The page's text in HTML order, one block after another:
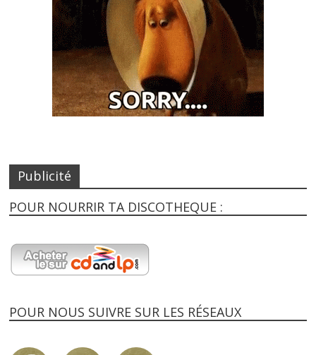
Publicité
POUR NOURRIR TA DISCOTHEQUE :
POUR NOUS SUIVRE SUR LES RÉSEAUX